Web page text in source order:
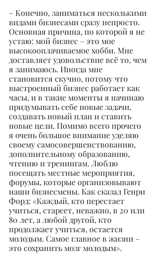
– Конечно, заниматься несколькими
видами бизнесами сразу непросто.
Основная причина, по которой я не
устаю: мой бизнес – это мое
высокооплачиваемое хобби. Мне
доставляет удовольствие всё то, чем
я занимаюсь. Иногда мне
становится скучно, потому что
выстроенный бизнес работает как
часы, и в такие моменты я начинаю
придумывать себе новые задачи,
создавать новый план и ставить
новые цели. Помимо всего прочего
я очень большое внимание уделяю
своему самосовершенствованию,
дополнительному образованию,
чтению и тренингам. Люблю
посещать местные мероприятия,
форумы, которые организовывают
наши бизнесмены. Как сказал Генри
Форд: «Каждый, кто перестает
учиться, стареет, неважно, в 20 или
80 лет, а любой другой, кто
продолжает учиться, остается
молодым. Самое главное в жизни –
это сохранить мозг молодым».